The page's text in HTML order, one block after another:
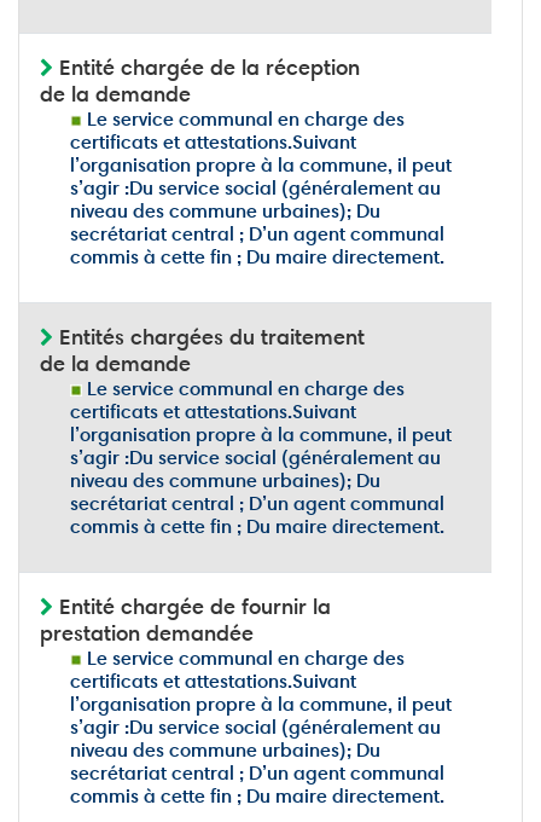
Entité chargée de la réception
de la demande
Le service communal en charge des
certificats et attestations.Suivant
l’organisation propre à la commune, il peut
s’agir :Du service social (généralement au
niveau des commune urbaines); Du
secrétariat central ; D’un agent communal
commis à cette fin ; Du maire directement.
Entités chargées du traitement
de la demande
Le service communal en charge des
certificats et attestations.Suivant
l’organisation propre à la commune, il peut
s’agir :Du service social (généralement au
niveau des commune urbaines); Du
secrétariat central ; D’un agent communal
commis à cette fin ; Du maire directement.
Entité chargée de fournir la
prestation demandée
Le service communal en charge des
certificats et attestations.Suivant
l’organisation propre à la commune, il peut
s’agir :Du service social (généralement au
niveau des commune urbaines); Du
secrétariat central ; D’un agent communal
commis à cette fin ; Du maire directement.